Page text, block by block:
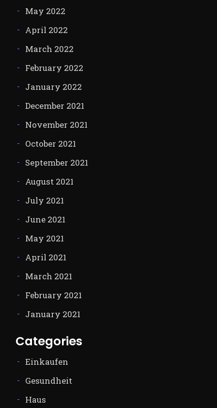
May 2022
April 2022
March 2022
February 2022
January 2022
December 2021
November 2021
October 2021
September 2021
August 2021
July 2021
June 2021
May 2021
April 2021
March 2021
February 2021
January 2021
Categories
Einkaufen
Gesundheit
Haus